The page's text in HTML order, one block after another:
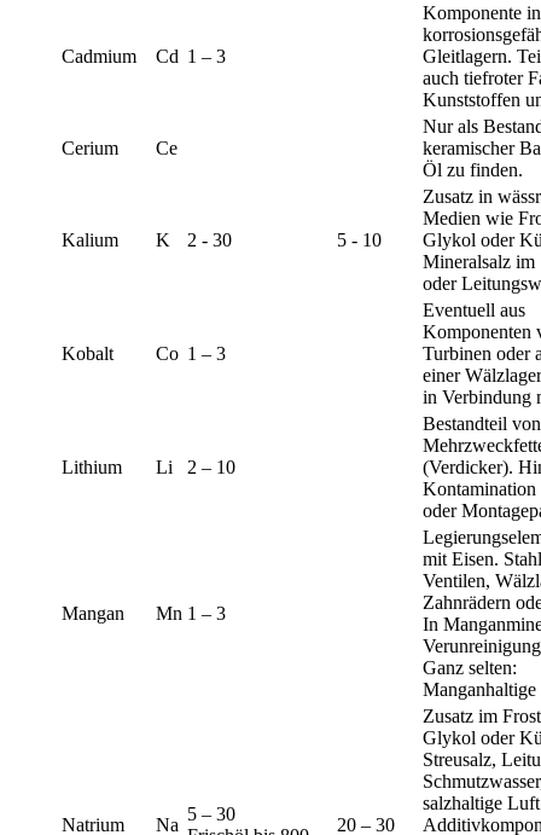
Cadmium Cd 1 – 3
Komponente in
Gleitlagern.
auch tiefroter
Kunststoffen
Cerium Ce
Nur als
keramischer
Öl zu finden.
Kalium K 2 - 30 5 - 10
Zusatz in
Medien wie
Glykol oder
Mineralsalz im
oder
Kobalt Co 1 – 3
Eventuell aus
Komponenten
Turbinen oder
einer
in Verbindung
Lithium Li 2 – 10
Bestandteil von
(Verdicker).
Kontamination
oder
Mangan Mn 1 – 3
mit Eisen.
Ventilen,
Zahnrädern
In
Ganz selten:
Manganhaltige
Natrium Na
5 – 30
20 – 30
Zusatz im
Glykol oder
Streusalz,
salzhaltige